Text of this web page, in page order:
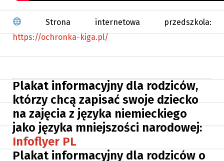
Strona internetowa przedszkola:
https://ochronka-kiga.pl/
Plakat informacyjny dla rodziców,
którzy chcą zapisać swoje dziecko
na zajęcia z języka niemieckiego
jako języka mniejszości narodowej:
Infoflyer PL
Plakat informacyjny dla rodziców o